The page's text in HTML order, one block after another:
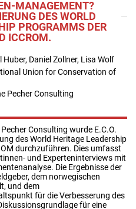
MANAGEMENT?
DES WORLD
PROGRAMMS DER
ICCROM.
Huber, Daniel Zollner, Lisa Wolf
Union for Conservation of
Pecher Consulting
Consulting wurde E.C.O.
des World Heritage Leadership
durchzuführen. Dies umfasst
und Experteninterviews mit
Die Ergebnisse der
dem norwegischen
und dem
für die Verbesserung des
für eine